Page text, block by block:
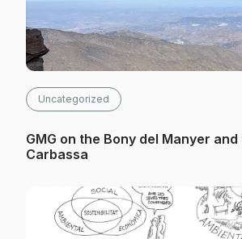
Uncategorized
GMG on the Bony del Manyer
Carbassa